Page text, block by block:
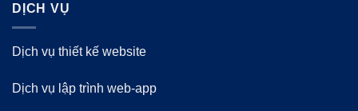
DỊCH VỤ
Dịch vụ thiết kế website
Dịch vụ lập trình web-app